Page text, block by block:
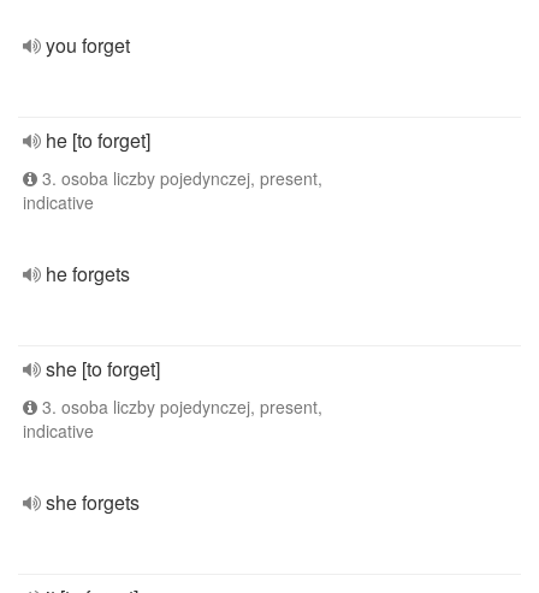
you forget
he [to forget]
3. osoba liczby pojedynczej, present,
indicative
he forgets
she [to forget]
3. osoba liczby pojedynczej, present,
indicative
she forgets